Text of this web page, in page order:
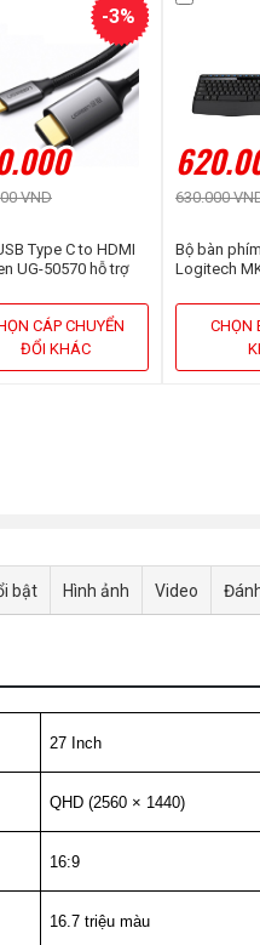
VND
-3%
Type C to HDMI
UG-50570 hỗ trợ
CÁP CHUYỂN
ĐỔI KHÁC
630.000
Bộ bàn
Logitech
CHỌN
bật Hình ảnh Video
27 Inch
QHD (2560 × 1440)
16:9
16.7 triệu màu